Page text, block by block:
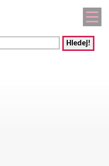
Hledej!